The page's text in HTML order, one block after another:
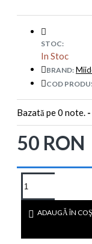
STOC:
In Stoc
BRAND:
COD
Bazată pe 0 note. -
50 RON
ADAUGĂ ÎN COŞ